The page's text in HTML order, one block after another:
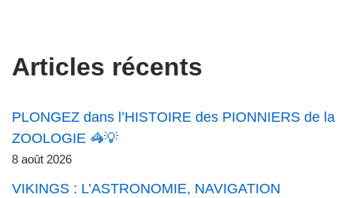
Articles récents
PLONGEZ dans l’HISTOIRE des PIONNIERS de la
ZOOLOGIE 🦓💡
8 août 2026
VIKINGS : L’ASTRONOMIE, NAVIGATION